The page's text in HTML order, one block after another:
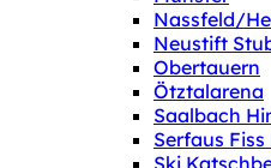
Nassfeld/
Neustift
Obertauern
Ötztalarena
Saalbach
Serfaus Fiss
Ski